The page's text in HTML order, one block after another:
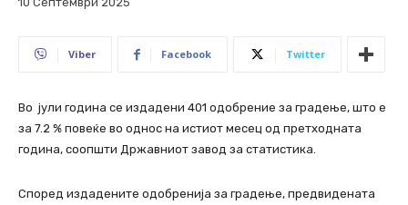
Viber Facebook Twitter
Во јули година се издадени 401 одобрение за градење, што е
за 7.2 % повеќе во однос на истиот месец од претходната
година, соопшти Државниот завод за статистика.
Според издадените одобренија за градење, предвидената